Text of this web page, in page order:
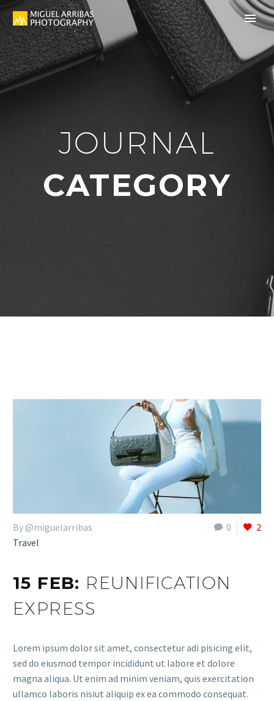
JOURNAL
CATEGORY
0 2
By @miguelarribas
Travel
15 FEB: REUNIFICATION
EXPRESS
Lorem ipsum dolor sit amet, consectetur adi pisicing elit,
sed do eiusmod tempor incididunt ut labore et dolore
magna aliqua. Ut enim ad minim veniam, quis exercitation
ullamco laboris nisiut aliquip ex ea commodo consequat.